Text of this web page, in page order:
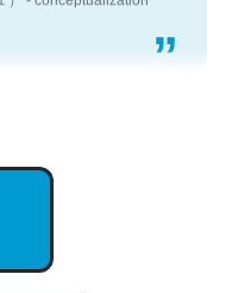
事。/続編来た
entry/2023/03/27
） - conceptualization